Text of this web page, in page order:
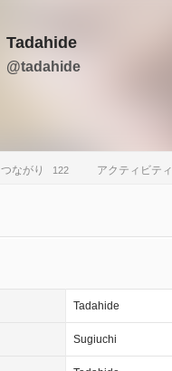
Tadahide
@tadahide
つながり 122 アクティビティ
Tadahide
Sugiuchi